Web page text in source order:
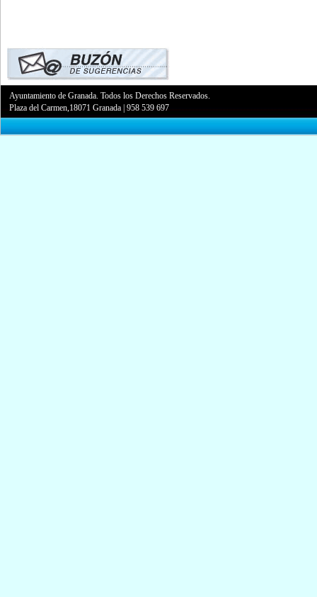
Ayuntamiento de Granada. Todos los Derechos Reservados.
Plaza del Carmen,18071 Granada |958 539 697